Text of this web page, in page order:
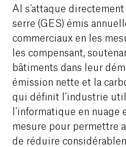
AI s’attaque
serre (GES) émis
commerciaux en les
les compensant,
bâtiments dans leur
émission nette et la
qui définit l’industrie
l’informatique en
mesure pour permettre
de réduire